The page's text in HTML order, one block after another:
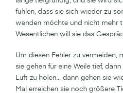
fühlen, dass sie sich wieder zu
wenden möchte und nicht mehr
Wesentlichen will sie das
Um diesen Fehler zu vermeiden,
sie gehen für eine Weile tief,
Luft zu holen... dann gehen sie
Mal erreichen sie noch größere